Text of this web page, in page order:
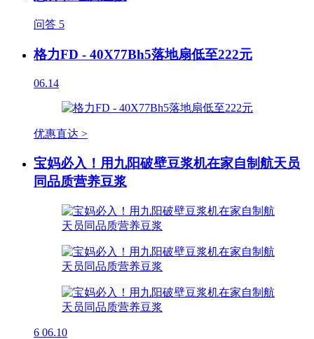
问答 5
格力FD - 40X77Bh5落地扇低至222元
06.14
优惠直达 >
宝妈必入！用九阳破壁豆浆机在家自制航天员
同品质营养豆浆
6 06.10